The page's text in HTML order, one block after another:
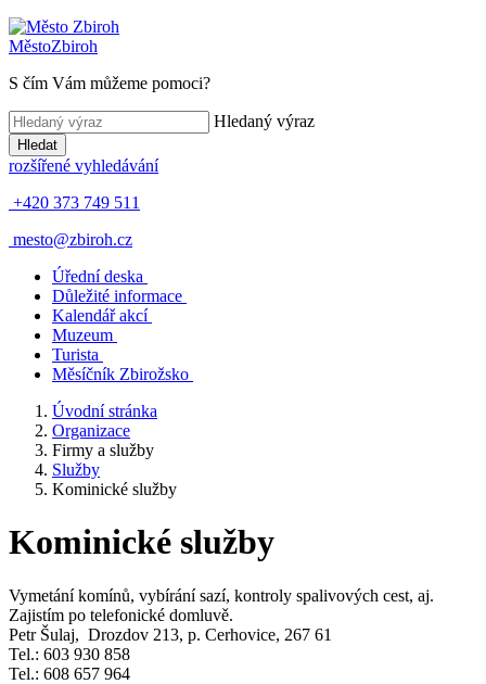
MěstoZbiroh
S čím Vám můžeme pomoci?
Hledaný výraz
Hledat
rozšířené vyhledávání
+420 373 749 511
mesto@zbiroh.cz
Úřední deska
Důležité informace
Kalendář akcí
Muzeum
Turista
Měsíčník Zbirožsko
Úvodní stránka
Organizace
Firmy a služby
Služby
Kominické služby
Kominické služby
Vymetání komínů, vybírání sazí, kontroly spalivových cest, aj.
Zajistím po telefonické domluvě.
Petr Šulaj, Drozdov 213, p. Cerhovice, 267 61
Tel.: 603 930 858
Tel.: 608 657 964